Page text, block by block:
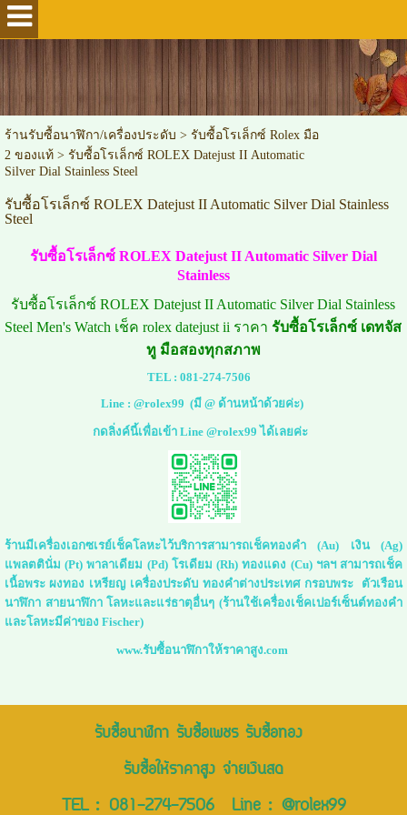
ร้านรับซื้อนาฬิกา/เครื่องประดับ > รับซื้อโรเล็กซ์ Rolex มือ
2 ของแท้> รับซื้อโรเล็กซ์ ROLEX Datejust II Automatic
Silver Dial Stainless Steel
รับซื้อโรเล็กซ์ ROLEX Datejust II Automatic Silver Dial Stainless
Steel
รับซื้อโรเล็กซ์ ROLEX Datejust II Automatic Silver Dial
Stainless
รับซื้อโรเล็กซ์ ROLEX Datejust II Automatic Silver Dial Stainless
Steel Men's Watch เช็ค rolex datejust ii ราคา รับซื้อโรเล็กซ์ เดทจัส
ทู มือสองทุกสภาพ
TEL : 081-274-7506
Line : @rolex99 (มี @ ด้านหน้าด้วยค่ะ)
กดลิ่งค์นี้เพื่อเข้า Line @rolex99 ได้เลยค่ะ
ร้านมีเครื่องเอกซเรย์เช็คโลหะไว้บริการสามารถเช็คทองคำ (Au) เงิน (Ag)
แพลตตินั่ม (Pt) พาลาเดียม (Pd) โรเดียม (Rh) ทองแดง (Cu) ฯลฯ สามารถเช็ค
เนื้อพระ ผงทอง เหรียญ เครื่องประดับ ทองคำต่างประเทศ กรอบพระ ตัวเรือน
นาฬิกา สายนาฬิกา โลหะและแร่ธาตุอื่นๆ (ร้านใช้เครื่องเช็คเปอร์เซ็นต์ทองคำ
และโลหะมีค่าของ Fischer)
www.รับซื้อนาฬิกาให้ราคาสูง.com
รับซื้อนาฬิกา รับซื้อเพชร รับซื้อทอง
รับซื้อให้ราคาสูง จ่ายเงินสด
TEL : 081-274-7506Line : @rolex99